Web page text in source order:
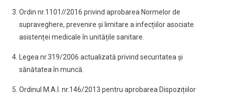
Ordin nr.1101//2016 privind aprobarea Normelor de
supraveghere, prevenire și limitare a infecțiilor asociate
asistenței medicale în unitățile sanitare.
Legea nr.319/2006 actualizată privind securitatea și
sănătatea în muncă.
Ordinul M.A.I. nr.146/2013 pentru aprobarea Dispozițiilor